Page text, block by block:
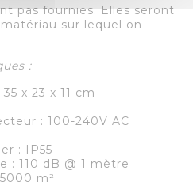
pas fournies. Elles seront
sur lequel on
:
x 23 x 11 cm
: 100-240V AC
: IP55
: 110 dB @ 1 mètre
m²